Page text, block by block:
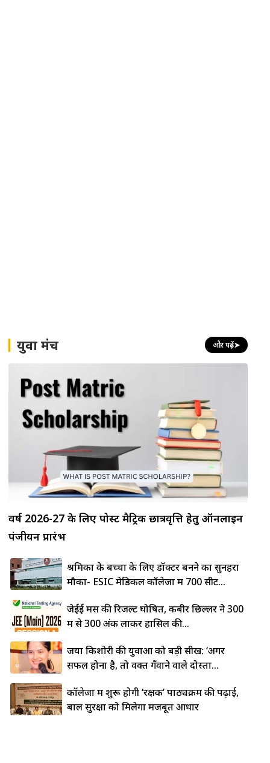
युवा मंच और पढ़ें➤
वर्ष 2026-27 के लिए पोस्ट मैट्रिक छात्रवृत्ति हेतु ऑनलाइन
पंजीयन प्रारंभ
श्रमिकों के बच्चों के लिए डॉक्टर बनने का सुनहरा
मौका- ESIC मेडिकल कॉलेजों में 700 सीटें...
जेईई मेंस की रिजल्ट घोषित, कबीर छिल्लर ने 300
में से 300 अंक लाकर हासिल की...
जया किशोरी की युवाओं को बड़ी सीख: ‘अगर
सफल होना है, तो वक्त गँवाने वाले दोस्तों...
कॉलेजों में शुरू होगी ‘रक्षक’ पाठ्यक्रम की पढ़ाई,
बाल सुरक्षा को मिलेगा मजबूत आधार